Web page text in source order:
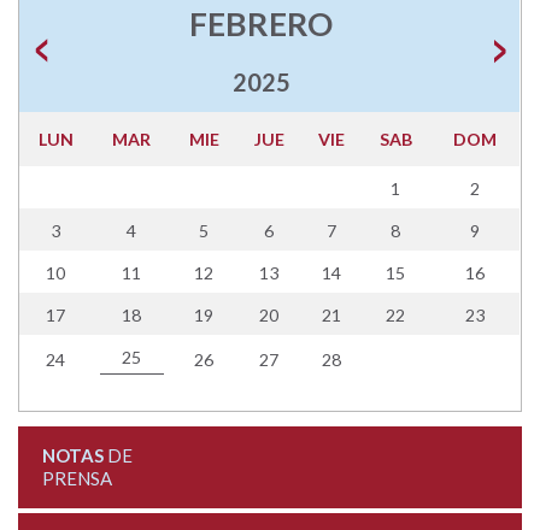
FEBRERO
2025
LUN MAR MIE JUE VIE SAB DOM
1 2
3 4 5 6 7 8 9
10 11 12 13 14 15 16
17 18 19 20 21 22 23
24 25 26 27 28
NOTASDE
PRENSA